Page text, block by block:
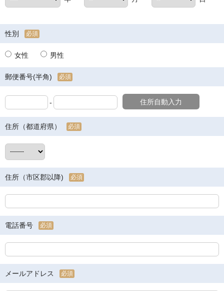
性別 必須
女性 男性
郵便番号(半角) 必須
- 住所自動入力
住所（都道府県） 必須
住所（市区郡以降) 必須
電話番号 必須
メールアドレス 必須